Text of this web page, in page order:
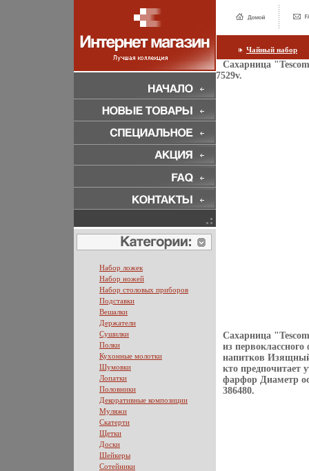
Чайный набор
Сахарница
7529v.
Сахарница
из
напитков Изящный
кто предпочитает
фарфор Диаметр
386480.
Набор ложек
Набор ножей
Набор столовых приборов
Подставки
Вешалки
Держатели
Сушилки
Полки
Кухонные молотки
Шумовки
Лопатки
Половники
Декоративные композиции
Муляжи
Скатерти
Щетки
Доски
Шейкеры
Сотейники